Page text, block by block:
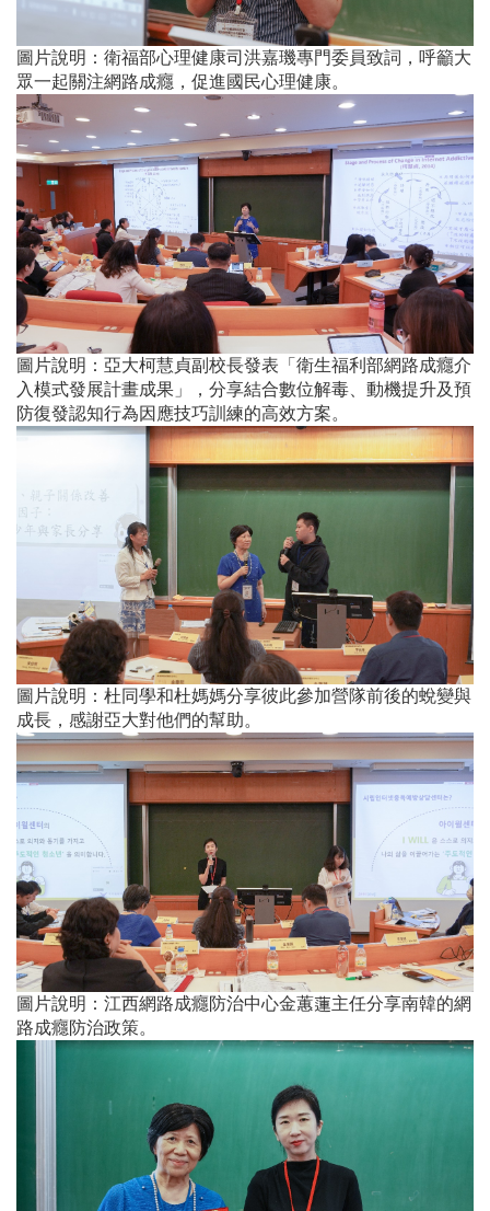
圖片說明：衛福部心理健康司洪嘉璣專門委員致詞，呼籲大
眾一起關注網路成癮，促進國民心理健康。
圖片說明：亞大柯慧貞副校長發表「衛生福利部網路成癮介
入模式發展計畫成果」，分享結合數位解毒、動機提升及預
防復發認知行為因應技巧訓練的高效方案。
圖片說明：杜同學和杜媽媽分享彼此參加營隊前後的蛻變與
成長，感謝亞大對他們的幫助。
圖片說明：江西網路成癮防治中心金蕙蓮主任分享南韓的網
路成癮防治政策。